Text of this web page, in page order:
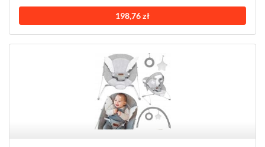
198,76 zł